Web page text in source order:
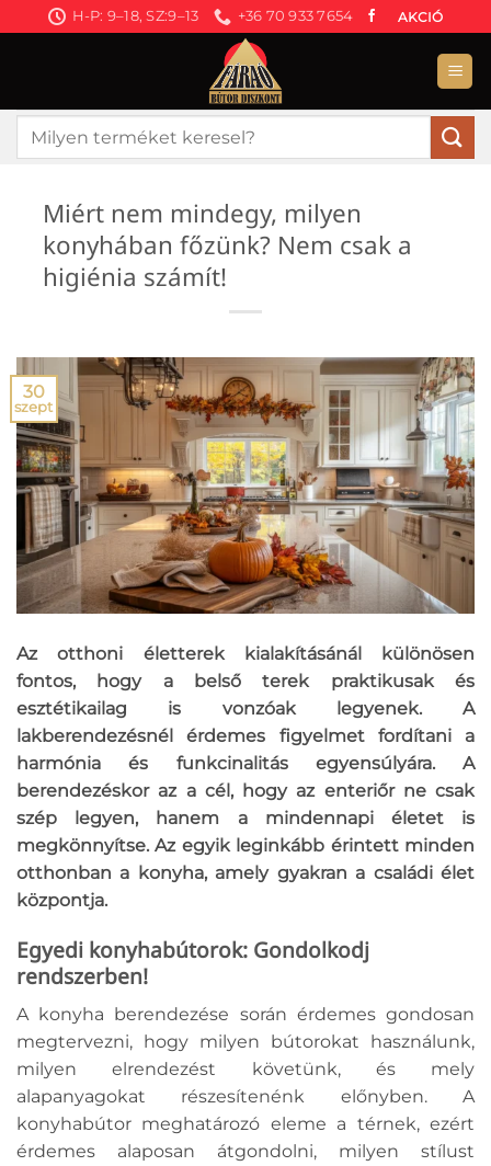
to
H-P: 9–18, SZ:9–13 +36 70 933 7654 AKCIÓ
Keresés
Miért nem mindegy, milyen
konyhában főzünk? Nem csak a
higiénia számít!
30
szept
Az otthoni életterek kialakításánál különösen
fontos, hogy a belső terek praktikusak és
esztétikailag is vonzóak legyenek. A
lakberendezésnél érdemes figyelmet fordítani a
harmónia és funkcinalitás egyensúlyára. A
berendezéskor az a cél, hogy az enteriőr ne csak
szép legyen, hanem a mindennapi életet is
megkönnyítse. Az egyik leginkább érintett minden
otthonban a konyha, amely gyakran a családi élet
központja.
Egyedi konyhabútorok: Gondolkodj
rendszerben!
A konyha berendezése során érdemes gondosan
megtervezni, hogy milyen bútorokat használunk,
milyen elrendezést követünk, és mely
alapanyagokat részesítenénk előnyben. A
konyhabútor meghatározó eleme a térnek, ezért
érdemes alaposan átgondolni, milyen stílust